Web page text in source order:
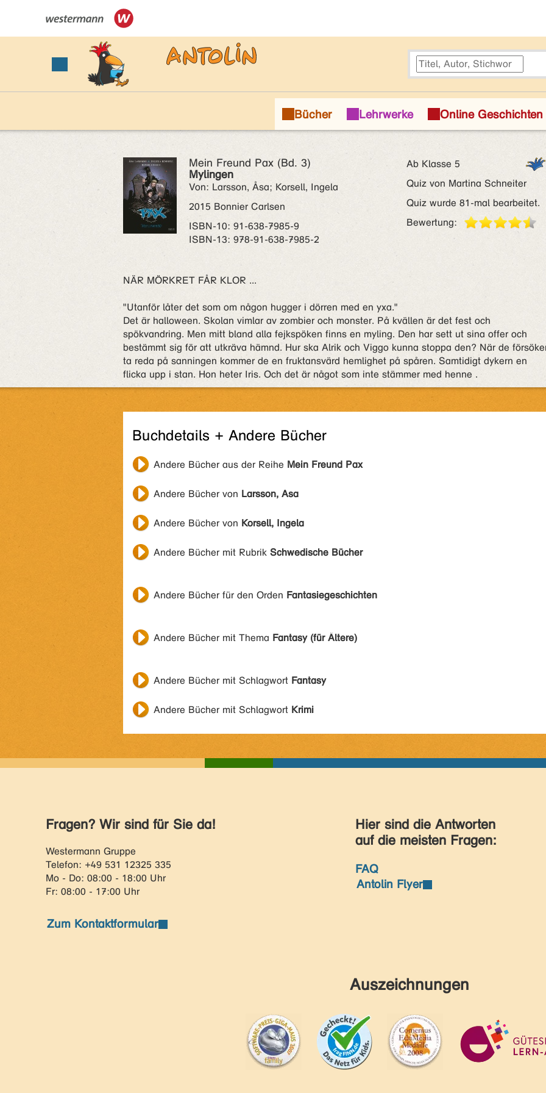
Mein Freund Pax (Bd. 3)
Mylingen
Von: Larsson, Åsa; Korsell, Ingela
2015 Bonnier Carlsen
ISBN‑10: 91-638-7985-9
ISBN‑13: 978-91-638-7985-2
Ab Klasse 5
Quiz von Martina Schneiter
Quiz wurde 81-mal bearbeitet.
Bewertung:
NÄR MÖRKRET FÅR KLOR ...
"Utanför låter det som om någon hugger i dörren med en yxa."
Det är halloween. Skolan vimlar av zombier och monster. På kvällen är det fest och
spökvandring. Men mitt bland alla fejkspöken finns en myling. Den har sett ut sina offer och
bestämmt sig för att utkräva hämnd. Hur ska Alrik och Viggo kunna stoppa den? När de
ta reda på sanningen kommer de en fruktansvärd hemlighet på spåren. Samtidigt dykern en
flicka upp i stan. Hon heter Iris. Och det är något som inte stämmer med henne .
Buchdetails + Andere Bücher
Andere Bücher aus der Reihe Mein Freund Pax
Andere Bücher von Larsson, Åsa
Andere Bücher von Korsell, Ingela
Andere Bücher mit Rubrik Schwedische Bücher
Andere Bücher für den Orden Fantasiegeschichten
Andere Bücher mit Thema Fantasy (für Ältere)
Andere Bücher mit Schlagwort Fantasy
Andere Bücher mit Schlagwort Krimi